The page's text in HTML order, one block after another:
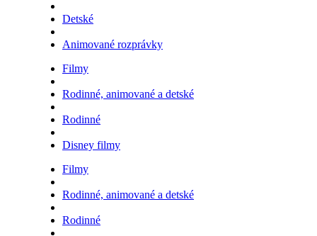
Detské
Animované rozprávky
Filmy
Rodinné, animované a detské
Rodinné
Disney filmy
Filmy
Rodinné, animované a detské
Rodinné